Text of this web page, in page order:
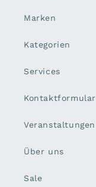
Marken
Kategorien
Services
Kontaktformular
Veranstaltungen
Über uns
Sale